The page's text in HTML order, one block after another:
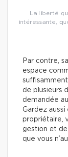
La liberté
intéressante,
Par contre,
espace
de plusieurs
demandée
Gardez
propriétaire,
gestion et de
que vous